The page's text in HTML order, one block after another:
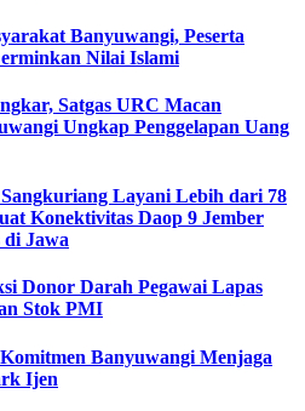
Banyuwangi, Peserta
Nilai Islami
Satgas URC Macan
Ungkap Penggelapan Uang
Layani Lebih dari 78
Konektivitas Daop 9 Jember
di Jawa
Donor Darah Pegawai Lapas
Stok PMI
Banyuwangi Menjaga
Ijen